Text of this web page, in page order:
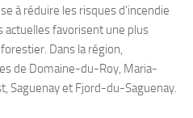
à réduire les risques d’incendie
actuelles favorisent une plus
Dans la région,
de Domaine-du-Roy, Maria-
Saguenay et Fjord-du-Saguenay.